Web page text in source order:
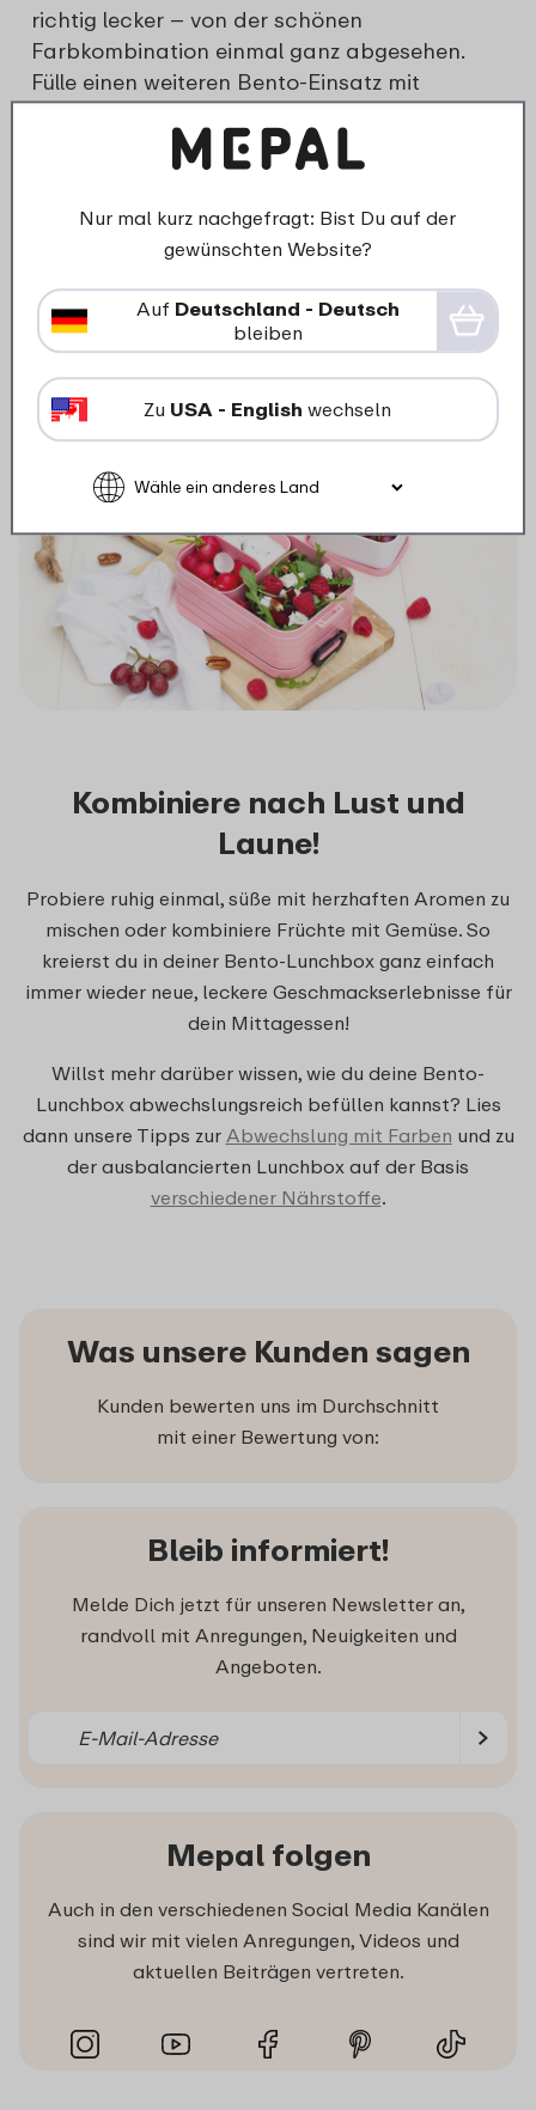
richtig lecker – von der schönen
Farbkombination einmal ganz abgesehen.
Fülle einen weiteren Bento-Einsatz mit
Kräuterdipp oder Tsatsiki und du hast gleich
schon das passende Dressing parat. So lässt
sich’s gesund und lecker genießen!
Immer wieder lecker ist auch ein
Mittagssnack mit Roter Bete. Kräftig rot in
der Farbe, leicht süß und frisch im
Geschmack. Schalotten, Walnüsse,
Pekannüsse, Ziegenkäse und Himbeeren sind
die ideale Ergänzung zu Roter Bete. Und alles
zusammen ergibt eine schmackhafte
Salatvariation.
Kombiniere nach Lust und
Laune!
Probiere ruhig einmal, süße mit herzhaften Aromen zu
mischen oder kombiniere Früchte mit Gemüse. So
kreierst du in deiner Bento-Lunchbox ganz einfach
immer wieder neue, leckere Geschmackserlebnisse für
dein Mittagessen!
Willst mehr darüber wissen, wie du deine Bento-
Lunchbox abwechslungsreich befüllen kannst? Lies
dann unsere Tipps zur Abwechslung mit Farben und zu
der ausbalancierten Lunchbox auf der Basis
verschiedener Nährstoffe.
Was unsere Kunden sagen
Kunden bewerten uns im Durchschnitt
mit einer Bewertung von:
Bleib informiert!
Melde Dich jetzt für unseren Newsletter an,
randvoll mit Anregungen, Neuigkeiten und
Angeboten.
Mepal folgen
Auch in den verschiedenen Social Media Kanälen
sind wir mit vielen Anregungen, Videos und
aktuellen Beiträgen vertreten.
Nur mal kurz nachgefragt: Bist Du auf der
gewünschten Website?
Auf Deutschland - Deutsch
bleiben
Zu USA - English wechseln